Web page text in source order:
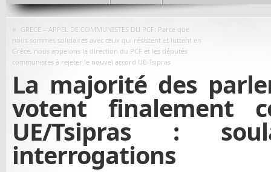
« GRECE – APPEL DE COMMUNISTES DU PCF: Parce que
nous sommes solidaires avec ceux qui résistent et luttent en
Grèce, nous appelons la direction du PCF et les députés
communistes à rejeter le nouvel accord UE-Tsipras
La majorité des
votent finalement
UE/Tsipras :
interrogations